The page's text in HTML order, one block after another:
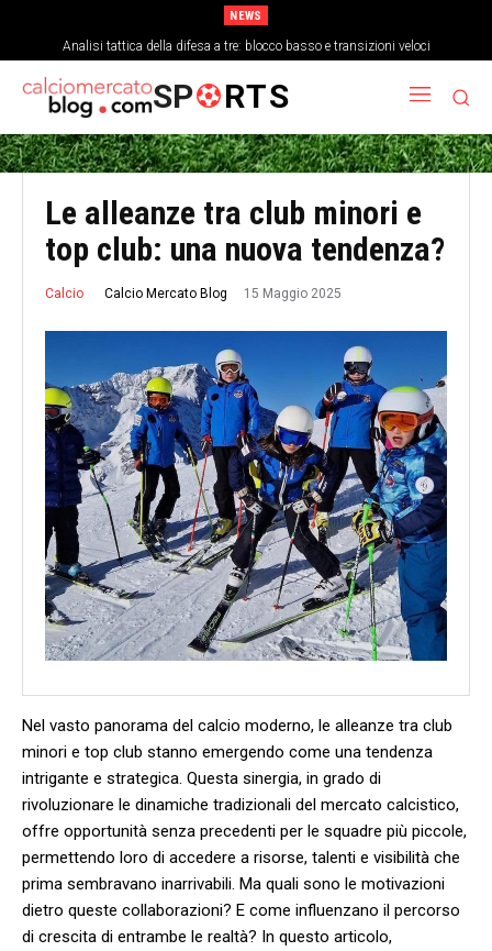
NEWS
Analisi tattica della difesa a tre: blocco basso e transizioni veloci
SP RTS
Le alleanze tra club minori e
top club: una nuova tendenza?
Calcio Calcio Mercato Blog 15 Maggio 2025
Nel vasto panorama del calcio moderno, le alleanze tra ​club
minori e top club stanno ⁢emergendo come una ⁢tendenza
intrigante‍ e strategica. Questa sinergia, in grado di
rivoluzionare le dinamiche tradizionali del mercato calcistico,
offre opportunità senza precedenti per⁢ le squadre più piccole,
‌permettendo loro di ‍accedere a risorse, talenti e visibilità che
prima​ sembravano​ inarrivabili. Ma⁣ quali sono le motivazioni
dietro queste collaborazioni? E come influenzano il ‌percorso
di crescita di entrambe le realtà? In questo articolo, ​